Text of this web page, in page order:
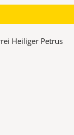
Heiliger Petrus